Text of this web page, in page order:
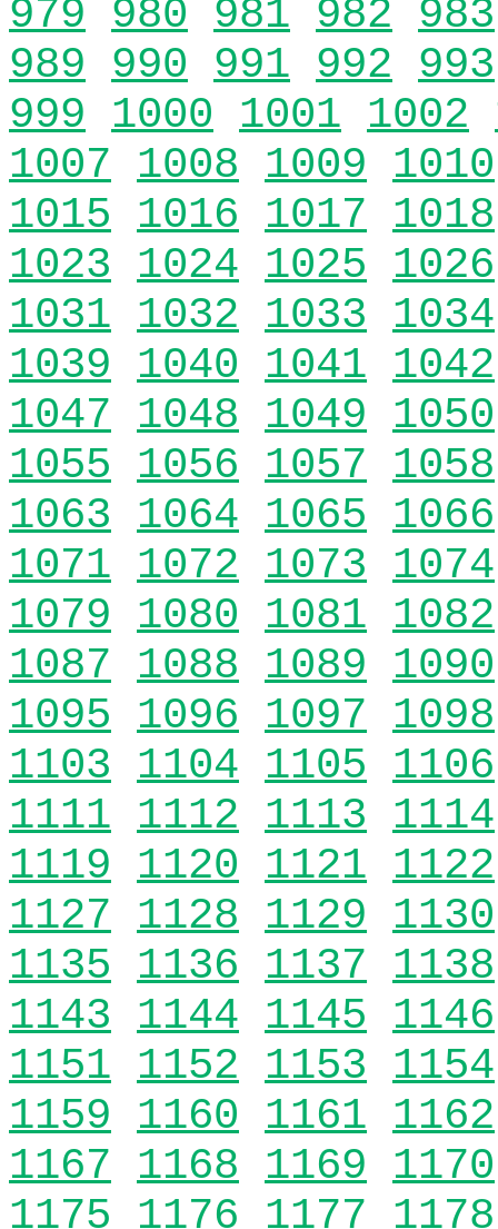
979 980 981 982 983
989 990 991 992 993
999 1000 1001 1002
1007 1008 1009 1010
1015 1016 1017 1018
1023 1024 1025 1026
1031 1032 1033 1034
1039 1040 1041 1042
1047 1048 1049 1050
1055 1056 1057 1058
1063 1064 1065 1066
1071 1072 1073 1074
1079 1080 1081 1082
1087 1088 1089 1090
1095 1096 1097 1098
1103 1104 1105 1106
1111 1112 1113 1114
1119 1120 1121 1122
1127 1128 1129 1130
1135 1136 1137 1138
1143 1144 1145 1146
1151 1152 1153 1154
1159 1160 1161 1162
1167 1168 1169 1170
1175 1176 1177 1178